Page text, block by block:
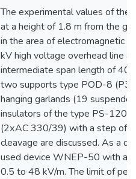
The experimental values of the
at a height of 1.8 m from the
in the area of electromagnetic
kV high voltage overhead line
intermediate span length of
two supports type POD-8
hanging garlands (19
insulators of the type PS-120),
(2хАС 330/39) with a step of
cleavage are discussed. As a
used device WNEP-50 with a
0.5 to 48 kV/m. The limit of